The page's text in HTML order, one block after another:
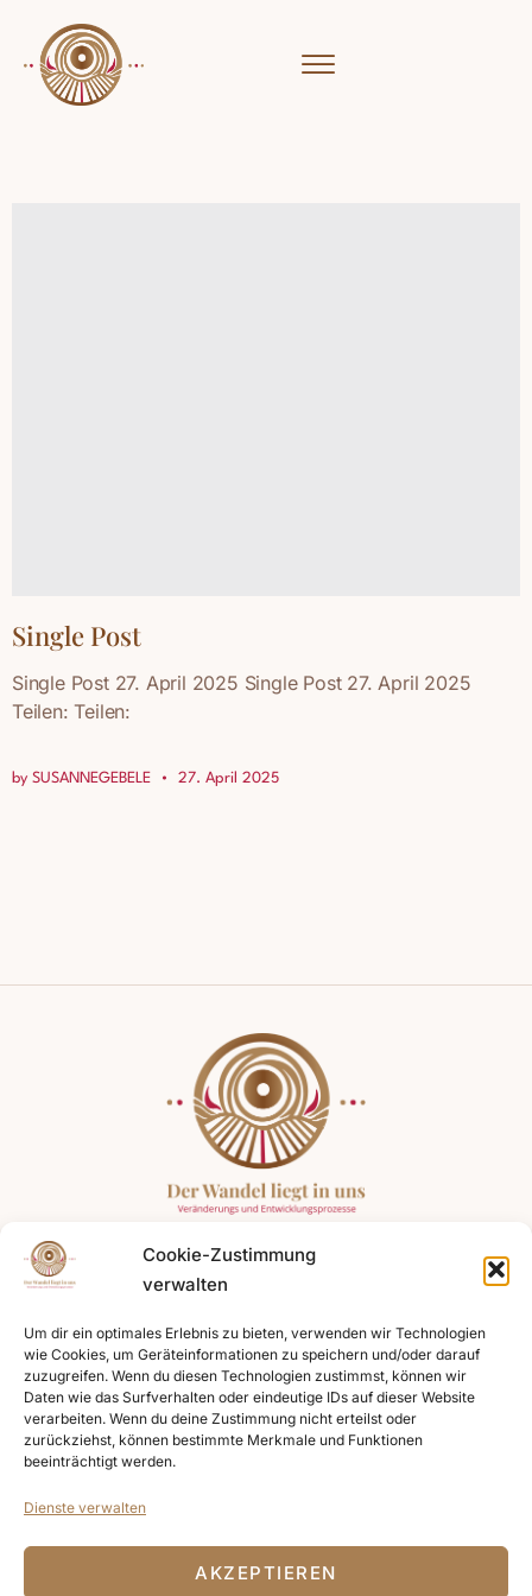
Cookie-Zustimmung
verwalten
Um dir ein optimales Erlebnis zu bieten, verwenden wir Technologien
wie Cookies, um Geräteinformationen zu speichern und/oder darauf
zuzugreifen. Wenn du diesen Technologien zustimmst, können wir
Daten wie das Surfverhalten oder eindeutige IDs auf dieser Website
verarbeiten. Wenn du deine Zustimmung nicht erteilst oder
zurückziehst, können bestimmte Merkmale und Funktionen
beeinträchtigt werden.
Dienste verwalten
AKZEPTIEREN
Single Post
Single Post 27. April 2025 Single Post 27. April 2025
Teilen: Teilen:
by SUSANNEGEBELE 27. April 2025
Angebote
Coaching für
Führungskräfte
Teamentwicklung
Change und
Organisationsentwicklungen
Coaching
Klangreise
Energiearbeit
Expertise
Systemische
Kompetenz
Resilienz fördern
Energetische
Arbeit
Prozessbegleitung
Rituale
75491974
+49 781
47443131
8:00 Uhr -